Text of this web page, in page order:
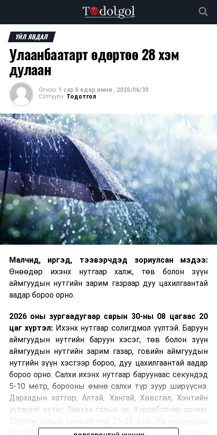
ҮЙЛ ЯВДАЛ
Улаанбаатарт өдөртөө 28 хэм
дулаан
Огноо: 1 сар 8 өдөр.өмнө , 2026/06/30
Сэтгүүлч: Тодотгол
Малчид, иргэд, тээвэрчдэд зориулсан мэдээ:
Өнөөдөр ихэнх нутгаар халж, төв болон зүүн
аймгуудын нутгийн зарим газраар дуу цахилгаантай
аадар бороо орно.
2026 оны зургаадугаар сарын 30-ны 08 цагаас 20
цаг хүртэл: Ихэнх нутгаар солигдмол үүлтэй. Баруун
аймгуудын нутгийн баруун хэсэг, төв болон зүүн
аймгуудын нутгийн зарим газар, говийн аймгуудын
нутгийн зүүн хэсгээр бороо, дуу цахилгаантай аадар
бороо орно. Салхи ихэнх нутгаар баруунаас секундэд
5-10 метр, борооны өмнө салхи түр зуур ширүүснэ.
Дархадын хотгор, Алтай, Хангай, Хөвсгөл, Хэнтийн
уулархаг нутаг, Завхан голын эх, Хүрэнбэлчир орчим,
хотгор, говийн бүс нутгийн өмнөд хэсгээр 32-37 хэм,